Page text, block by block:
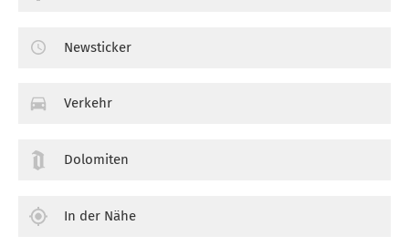
Newsticker
Verkehr
Dolomiten
In der Nähe